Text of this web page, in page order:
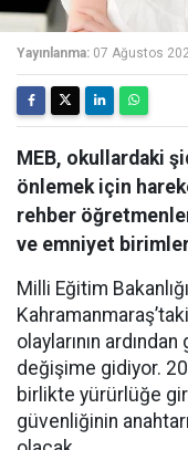
Yayınlanma: 07 Ağustos
MEB, okullardaki
önlemek için
rehber
ve emniyet
Milli Eğitim
olaylarının
değişime gidiyor.
birlikte yürürlüğe
güvenliğinin